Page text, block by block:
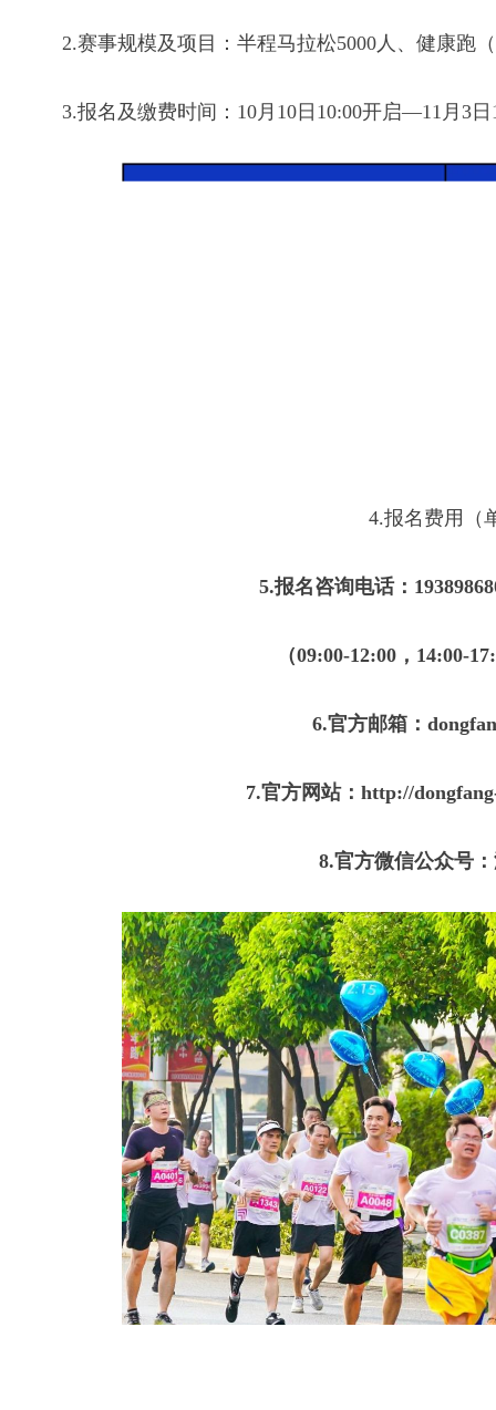
2.赛事规模及项目：半程马拉松5000人、健康跑
3.报名及缴费时间：10月10日10:00开启—11月3日
4.报名费用（
5.报名咨询电话：
（09:00-12:00，14:00-
6.官方邮箱：
7.官方网站： http://
8.官方微信公众号